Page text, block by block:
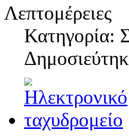
Λεπτομέρειες